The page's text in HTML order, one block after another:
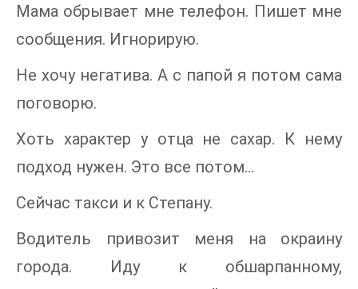
Мама обрывает мне телефон. Пишет мне
сообщения. Игнорирую.
Не хочу негатива. А с папой я потом сама
поговорю.
Хоть характер у отца не сахар. К нему
подход нужен. Это все потом…
Сейчас такси и к Степану.
Водитель привозит меня на окраину
города. Иду к обшарпанному,